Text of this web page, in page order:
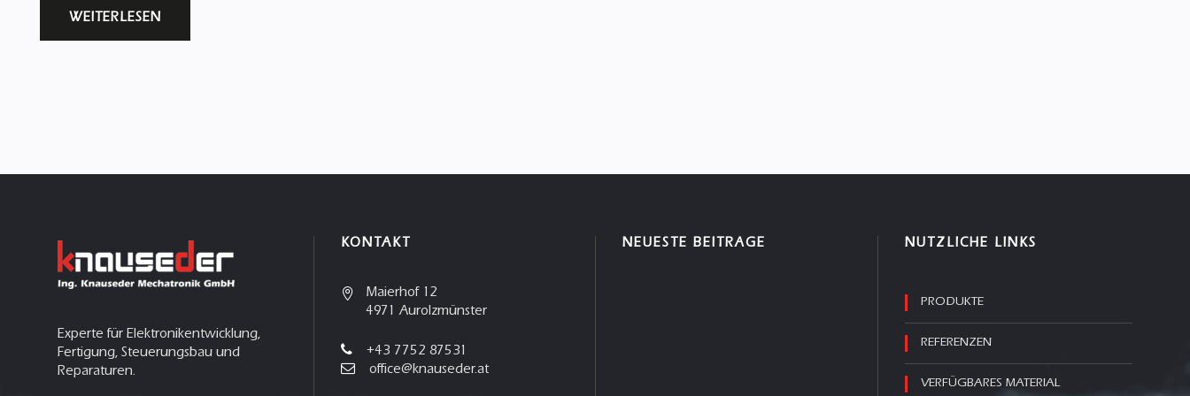
WEITERLESEN
Experte für Elektronikentwicklung,
Fertigung, Steuerungsbau und
Reparaturen.
KONTAKT
Maierhof 12
4971 Aurolzmünster
+43 7752 87531
office@knauseder.at
NEUESTE BEITRÄGE NÜTZLICHE LINKS
PRODUKTE
REFERENZEN
VERFÜGBARES MATERIAL